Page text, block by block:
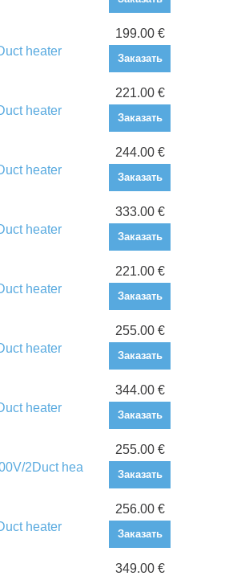
heater
199.00 €
Заказать
heater
221.00 €
Заказать
heater
244.00 €
Заказать
heater
333.00 €
Заказать
heater
221.00 €
Заказать
heater
255.00 €
Заказать
heater
344.00 €
Заказать
2Duct hea
255.00 €
Заказать
heater
256.00 €
Заказать
349.00 €